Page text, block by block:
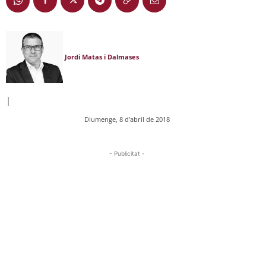
Jordi Matas i Dalmases
|
Diumenge, 8 d'abril de 2018
- Publicitat -